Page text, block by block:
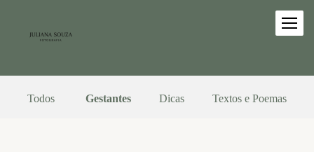
Todos Gestantes Dicas Textos e Poemas